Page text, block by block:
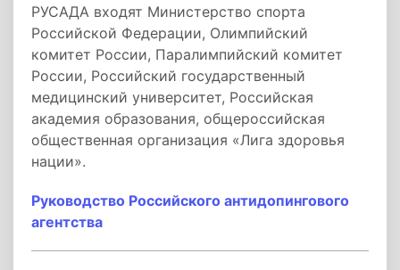
РУСАДА входят Министерство спорта
Российской Федерации, Олимпийский
комитет России, Паралимпийский комитет
России, Российский государственный
медицинский университет, Российская
академия образования, общероссийская
общественная организация «Лига здоровья
нации».
Руководство Российского антидопингового
агентства